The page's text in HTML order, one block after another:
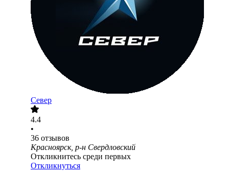
Север
4.4
•
36 отзывов
Красноярск, р-н Свердловский
Откликнитесь среди первых
Откликнуться